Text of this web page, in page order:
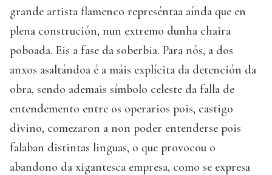
grande artista flamenco represéntaa aínda que en
plena construción, nun extremo dunha chaira
poboada. Eis a fase da soberbia. Para nós, a dos
anxos asaltándoa é a máis explícita da detención da
obra, sendo ademais símbolo celeste da falla de
entendemento entre os operarios pois, castigo
divino, comezaron a non poder entenderse pois
falaban distintas linguas, o que provocou o
abandono da xigantesca empresa, como se expresa